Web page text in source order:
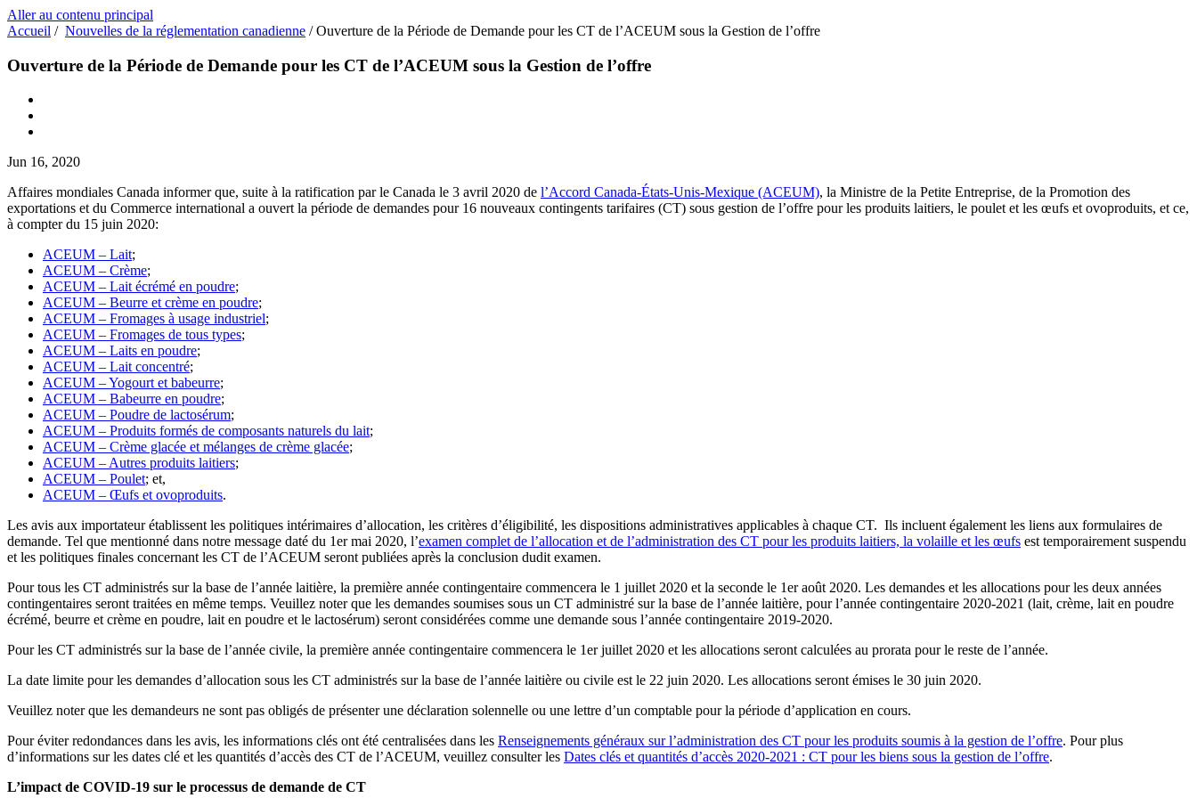
Aller au contenu principal
Accueil / Nouvelles de la réglementation canadienne /Ouverture de la Période de Demande pour les CT de l’ACEUM sous la Gestion de l’offre
Ouverture de la Période de Demande pour les CT de l’ACEUM sous la Gestion de l’offre
Jun 16, 2020
Affaires mondiales Canada informer que, suite à la ratification par le Canada le 3 avril 2020 de l’Accord Canada-États-Unis-Mexique (ACEUM), la Ministre de la Petite Entreprise, de la Promotion des
exportations et du Commerce international a ouvert la période de demandes pour 16 nouveaux contingents tarifaires (CT) sous gestion de l’offre pour les produits laitiers, le poulet et les œufs et ovoproduits, et ce,
à compter du 15 juin 2020:
ACEUM – Lait;
ACEUM – Crème;
ACEUM – Lait écrémé en poudre;
ACEUM – Beurre et crème en poudre;
ACEUM – Fromages à usage industriel;
ACEUM – Fromages de tous types;
ACEUM – Laits en poudre;
ACEUM – Lait concentré;
ACEUM – Yogourt et babeurre;
ACEUM – Babeurre en poudre;
ACEUM – Poudre de lactosérum;
ACEUM – Produits formés de composants naturels du lait;
ACEUM – Crème glacée et mélanges de crème glacée;
ACEUM – Autres produits laitiers;
ACEUM – Poulet; et,
ACEUM – Œufs et ovoproduits.
Les avis aux importateur établissent les politiques intérimaires d’allocation, les critères d’éligibilité, les dispositions administratives applicables à chaque CT. Ils incluent également les liens aux formulaires de
demande. Tel que mentionné dans notre message daté du 1er mai 2020, l’examen complet de l’allocation et de l’administration des CT pour les produits laitiers, la volaille et les œufs est temporairement suspendu
et les politiques finales concernant les CT de l’ACEUM seront publiées après la conclusion dudit examen.
Pour tous les CT administrés sur la base de l’année laitière, la première année contingentaire commencera le 1 juillet 2020 et la seconde le 1er août 2020. Les demandes et les allocations pour les deux années
contingentaires seront traitées en même temps. Veuillez noter que les demandes soumises sous un CT administré sur la base de l’année laitière, pour l’année contingentaire 2020-2021 (lait, crème, lait en poudre
écrémé, beurre et crème en poudre, lait en poudre et le lactosérum) seront considérées comme une demande sous l’année contingentaire 2019-2020.
Pour les CT administrés sur la base de l’année civile, la première année contingentaire commencera le 1er juillet 2020 et les allocations seront calculées au prorata pour le reste de l’année.
La date limite pour les demandes d’allocation sous les CT administrés sur la base de l’année laitière ou civile est le 22 juin 2020. Les allocations seront émises le 30 juin 2020.
Veuillez noter que les demandeurs ne sont pas obligés de présenter une déclaration solennelle ou une lettre d’un comptable pour la période d’application en cours.
Pour éviter redondances dans les avis, les informations clés ont été centralisées dans les Renseignements généraux sur l’administration des CT pour les produits soumis à la gestion de l’offre. Pour plus
d’informations sur les dates clé et les quantités d’accès des CT de l’ACEUM, veuillez consulter les Dates clés et quantités d’accès 2020-2021 : CT pour les biens sous la gestion de l’offre.
L’impact de COVID-19 sur le processus de demande de CT